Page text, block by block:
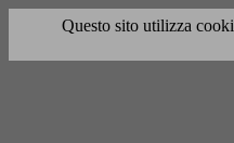
Questo sito utilizza